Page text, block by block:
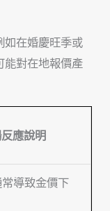
如在婚慶旺季或
能對在地報價產
應說明
導致金價下